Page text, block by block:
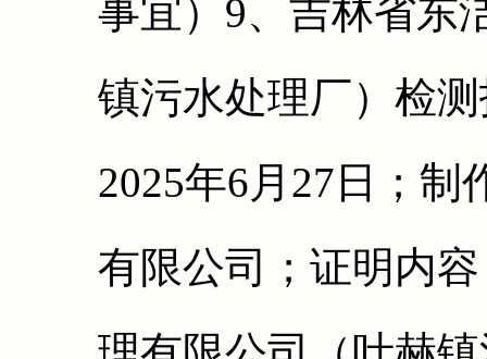
事宜）9、吉林省东
镇污水处理厂）检
2025年6月27日；
有限公司；证明内